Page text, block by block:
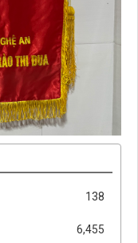
138
6,455